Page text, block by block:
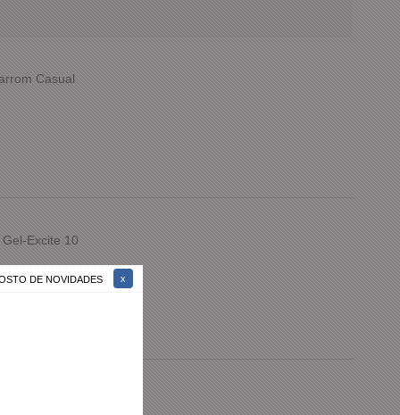
DE NOVIDADES
Casual
Excite 10